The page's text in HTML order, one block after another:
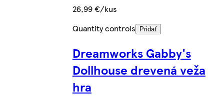
26,99 €/kus
Quantity controls
Pridať
Dreamworks Gabby's
Dollhouse drevená veža
hra